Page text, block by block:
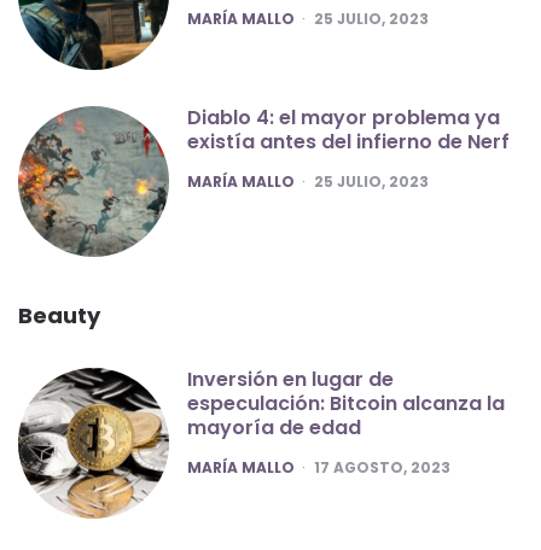
POSTED
MARÍA MALLO 25 JULIO, 2023
Diablo 4: el mayor problema ya
existía antes del infierno de Nerf
POSTED
MARÍA MALLO 25 JULIO, 2023
Beauty
Inversión en lugar de
especulación: Bitcoin alcanza la
mayoría de edad
POSTED
MARÍA MALLO 17 AGOSTO, 2023